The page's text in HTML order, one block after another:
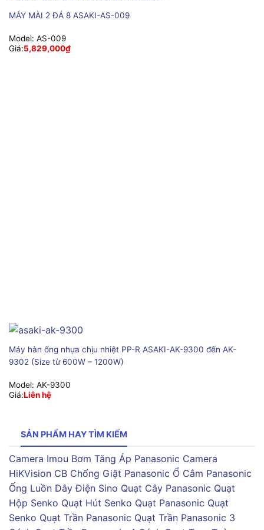
MÁY MÀI 2 ĐÁ 8 ASAKI-AS-009
Model: AS-009
Giá:5,829,000₫
Máy hàn ống nhựa chịu nhiệt PP-R ASAKI-AK-9300 đến AK-
9302 (Size từ 600W – 1200W)
Model: AK-9300
Giá:Liên hệ
SẢN PHẨM HAY TÌM KIẾM
Camera Imou Bơm Tăng Áp Panasonic Camera
HiKVision CB Chống Giật Panasonic Ổ Cắm Panasonic
Ống Luồn Dây Điện Sino Quạt Cây Panasonic Quạt
Hộp Senko Quạt Hút Senko Quạt Panasonic Quạt
Senko Quạt Trần Panasonic Quạt Trần Panasonic 3